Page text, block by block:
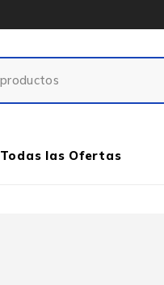
Todas las Ofertas